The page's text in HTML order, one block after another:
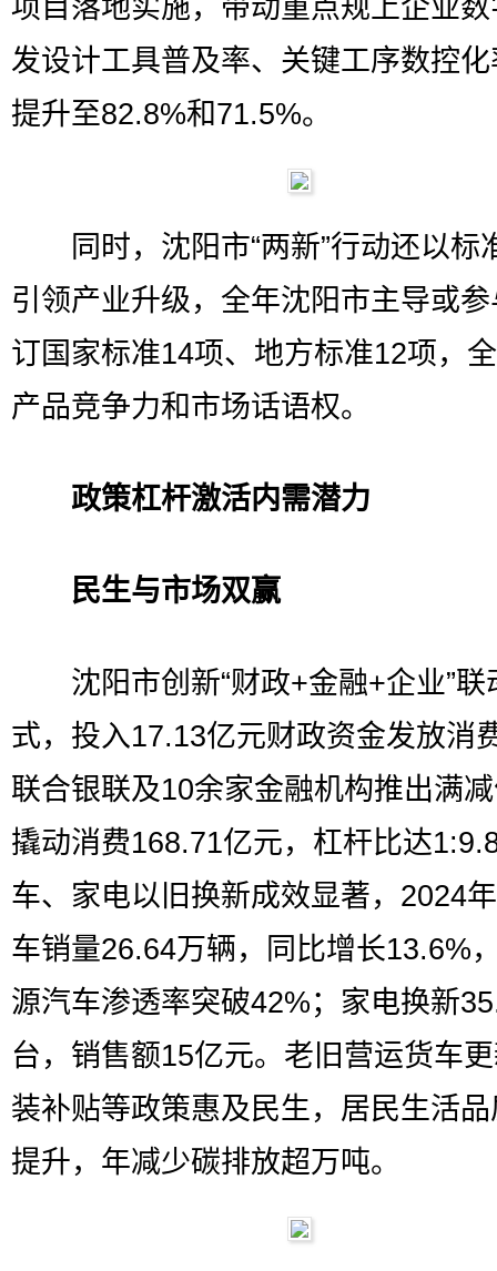
项目落地实施，带动重点规上企业
发设计工具普及率、关键工序数控
提升至82.8%和71.5%。
同时，沈阳市“两新”行动还以标
引领产业升级，全年沈阳市主导或
订国家标准14项、地方标准12项，
产品竞争力和市场话语权。
政策杠杆激活内需潜力
民生与市场双赢
沈阳市创新“财政+金融+企业”联
式，投入17.13亿元财政资金发放消
联合银联及10余家金融机构推出满
撬动消费168.71亿元，杠杆比达
车、家电以旧换新成效显著，2024
车销量26.64万辆，同比增长13.6%
源汽车渗透率突破42%；家电换新
台，销售额15亿元。老旧营运货车
装补贴等政策惠及民生，居民生活
提升，年减少碳排放超万吨。